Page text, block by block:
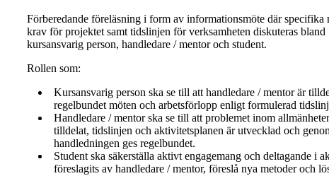
Förberedande föreläsning i form av informationsmöte där specifika
krav för projektet samt tidslinjen för verksamheten diskuteras bland
kursansvarig person, handledare / mentor och student.
Rollen som:
Kursansvarig person ska se till att handledare / mentor är
regelbundet möten och arbetsförlopp enligt formulerad
Handledare / mentor ska se till att problemet inom
tilldelat, tidslinjen och aktivitetsplanen är utvecklad och
handledningen ges regelbundet.
Student ska säkerställa aktivt engagemang och deltagande i
föreslagits av handledare / mentor, föreslå nya metoder och